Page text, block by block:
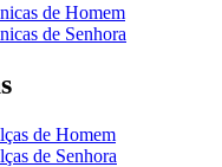
de Homem
de Senhora
de Homem
de Senhora